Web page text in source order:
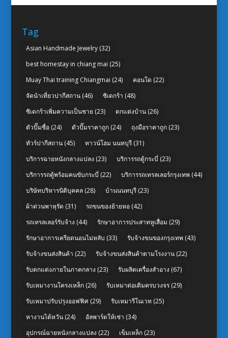
Tag
Asian Handmade Jewelry(32)
best homestay in chiang mai (25)
Muay Thai training Chiangmai (24) คอนโด (22)
จัดนำเที่ยวปากีสถาน(46) ซิเดกร้า (48)
ซิเดกร้าเพิ่มความเป็นชาย (23) ตกแต่งบ้าน(26)
ตัวปั๊มชื่อ(24) ตัวปั๊มราคาถูก(24) ถุงมือราคาถูก(23)
ทัวร์ปากีสถาน(45) ทาวน์โฮม นนทบุรี(31)
บริการฉายหนังกลางแปลง (23) บริการรถตู้กระบี่ (23)
บริการรถตู้พร้อมคนขับกระบี่ (22) บริการรถเทรลเลอร์กรุงเทพ (44)
บริษัทบริหารนิติบุคคล(28) บ้านนนทบุรี(23)
ผ้าต่วนพาหุรัด (31) รถขนของย้ายหอ(42)
รถเทรลเลอร์รับจ้าง (44) รักษาอาการประสาทหูเสื่อม (29)
รักษาอาการเครียดนอนไม่หลับ (33) รับจ้างขนของกรุงเทพ (43)
รับจ้างขนส่งสินค้า (22) รับจ้างขนส่งสินค้าตามโรงงาน(22)
รับตกแต่งภายในภาคกลาง (23) รับผลิตเครื่องสำอาง (67)
รับเหมางานโครงเหล็ก(26) รับเหมาต่อเติมครบวงจร(29)
รับเหมาปรับปรุงออฟฟิศ(29) รับเหมารีโนเวท (25)
หางานไต้หวัน(24) อัลพาร์ดให้เช่า (34)
อุปกรณ์ฉายหนังกลางแปลง (22) เข็มเหล็ก(23)